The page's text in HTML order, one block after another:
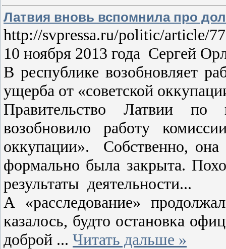
Латвия вновь вспомнила про
http://svpressa.ru/politic/article/
10 ноября 2013 года Сергей
В республике возобновляет
ущерба от «советской
Правительство Латвии по
возобновило работу
оккупации». Собственно,
формально была закрыта.
результаты деятельности...
А «расследование»
казалось, будто остановка
доброй ... Читать дальше »